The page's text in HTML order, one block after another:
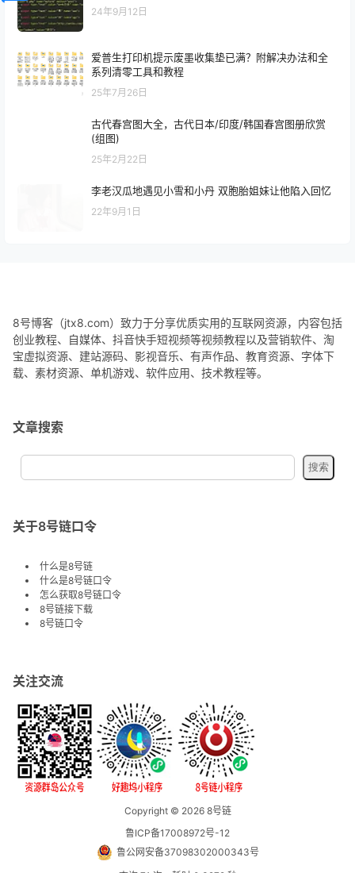
24年9月12日
爱普生打印机提示废墨收集垫已满？附解决办法和全
系列清零工具和教程
25年7月26日
古代春宫图大全，古代日本/印度/韩国春宫图册欣赏
(组图)
25年2月22日
李老汉瓜地遇见小雪和小丹 双胞胎姐妹让他陷入回忆
22年9月1日
8号博客（jtx8.com）致力于分享优质实用的互联网资源，内容包括
创业教程、自媒体、抖音快手短视频等视频教程以及营销软件、淘
宝虚拟资源、建站源码、影视音乐、有声作品、教育资源、字体下
载、素材资源、单机游戏、软件应用、技术教程等。
文章搜索
关于8号链口令
什么是8号链
什么是8号链口令
怎么获取8号链口令
8号链接下载
8号链口令
关注交流
Copyright © 20268号链
鲁ICP备17008972号-12
鲁公网安备37098302000343号